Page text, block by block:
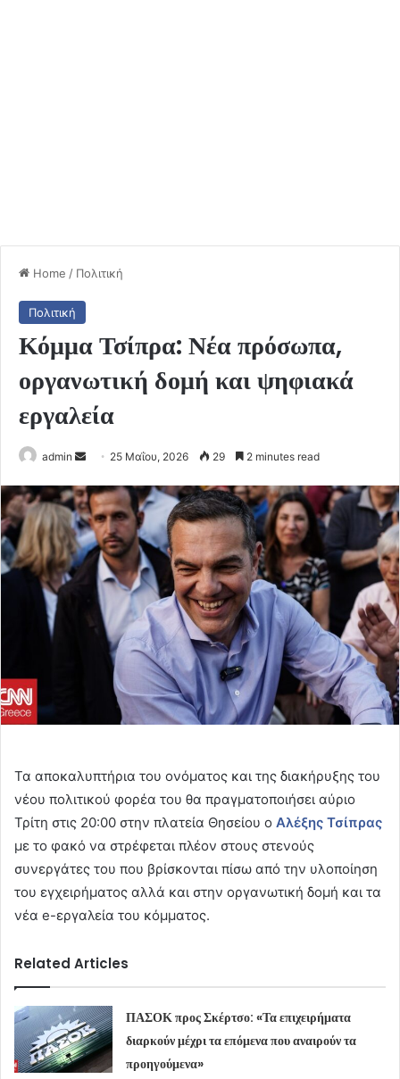
Home / Πολιτική
Πολιτική
Κόμμα Τσίπρα: Νέα πρόσωπα,
οργανωτική δομή και ψηφιακά
εργαλεία
admin
Send
email
25 Μαΐου, 2026 29 2 minutes read
Τα αποκαλυπτήρια του ονόματος και της διακήρυξης του
νέου πολιτικού φορέα του θα πραγματοποιήσει αύριο
Τρίτη στις 20:00 στην πλατεία Θησείου ο Αλέξης Τσίπρας
με το φακό να στρέφεται πλέον στους στενούς
συνεργάτες του που βρίσκονται πίσω από την υλοποίηση
του εγχειρήματος αλλά και στην οργανωτική δομή και τα
νέα e-εργαλεία του κόμματος.
Related Articles
ΠΑΣΟΚ προς Σκέρτσο: «Τα επιχειρήματα
διαρκούν μέχρι τα επόμενα που αναιρούν τα
προηγούμενα»